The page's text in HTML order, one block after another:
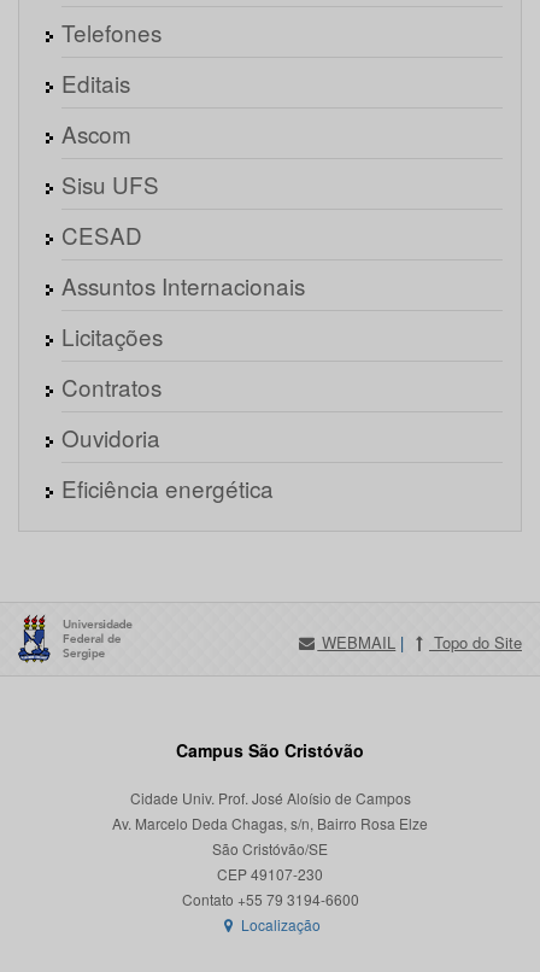
Telefones
Editais
Ascom
Sisu UFS
CESAD
Assuntos Internacionais
Licitações
Contratos
Ouvidoria
Eficiência energética
WEBMAIL | Topo do Site
Campus São Cristóvão
Cidade Univ. Prof. José Aloísio de Campos
Av. Marcelo Deda Chagas, s/n, Bairro Rosa Elze
São Cristóvão/SE
CEP 49107-230
Localização